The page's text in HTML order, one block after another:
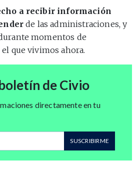
a recibir información
de las administraciones, y
momentos de
que vivimos ahora.
de Civio
directamente en tu
SUSCRIBIRME